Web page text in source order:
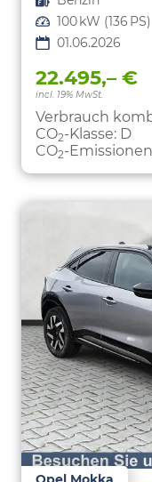
Leistung 100 kW (136 PS)
01.06.2026
22.495,– €
incl. 19% MwSt.
Verbrauch
CO2-Klasse: D
CO2-